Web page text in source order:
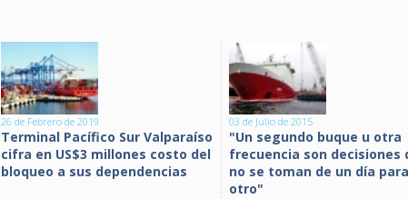
26 de Febrero de 2019
Terminal Pacífico Sur Valparaíso
cifra en US$3 millones costo del
bloqueo a sus dependencias
03 de Julio de 2015
"Un segundo buque u otra
frecuencia son decisiones
no se toman de un día para
otro"